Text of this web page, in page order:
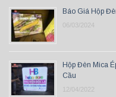
Báo Giá Hộp
06/03/2024
Hộp Đèn Mica
Cầu
12/04/2022